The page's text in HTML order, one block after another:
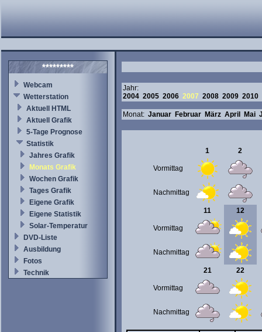
*********
Webcam
Wetterstation
Aktuell HTML
Aktuell Grafik
5-Tage Prognose
Statistik
Jahres Grafik
Monats Grafik
Wochen Grafik
Tages Grafik
Eigene Grafik
Eigene Statistik
Solar-Temperatur
DVD-Liste
Ausbildung
Fotos
Technik
Jahr:
2004 2005 2006 2007 2008 2009 2010
Monat: Januar Februar März April Mai
1 2
Vormittag
Nachmittag
11 12
Vormittag
Nachmittag
21 22
Vormittag
Nachmittag